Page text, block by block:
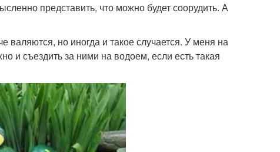
представить, что можно будет соорудить. А
валяются, но иногда и такое случается. У меня на
и съездить за ними на водоем, если есть такая